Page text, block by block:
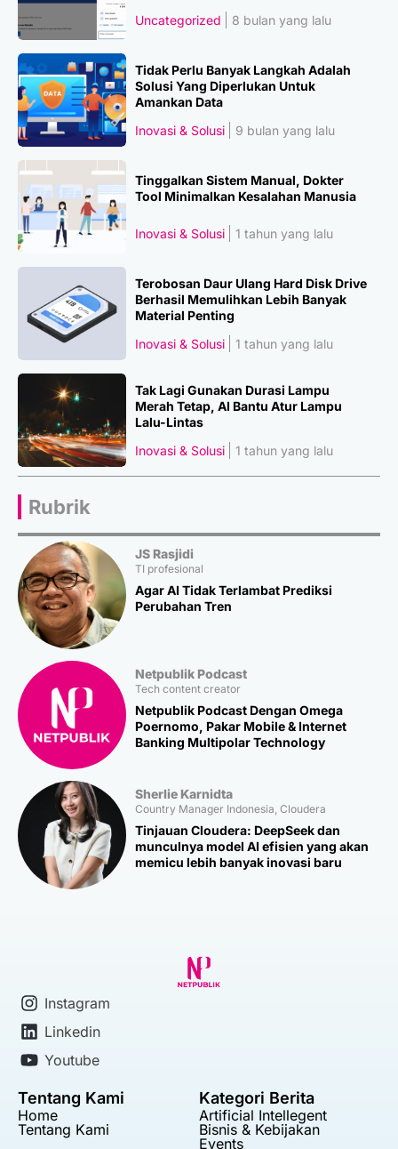
Uncategorized 8 bulan yang lalu
Tidak Perlu Banyak Langkah Adalah
Solusi Yang Diperlukan Untuk
Amankan Data
Inovasi & Solusi
9 bulan yang lalu
Tinggalkan Sistem Manual, Dokter
Tool Minimalkan Kesalahan Manusia
Inovasi & Solusi 1 tahun yang lalu
Terobosan Daur Ulang Hard Disk Drive
Berhasil Memulihkan Lebih Banyak
Material Penting
Inovasi & Solusi
1 tahun yang lalu
Tak Lagi Gunakan Durasi Lampu
Merah Tetap, AI Bantu Atur Lampu
Lalu-Lintas
Inovasi & Solusi
1 tahun yang lalu
Rubrik
JS Rasjidi
TI profesional
Agar AI Tidak Terlambat Prediksi
Perubahan Tren
Netpublik Podcast
Tech content creator
Netpublik Podcast Dengan Omega
Poernomo, Pakar Mobile & Internet
Banking Multipolar Technology
Sherlie Karnidta
Country Manager Indonesia, Cloudera
Tinjauan Cloudera: DeepSeek dan
munculnya model AI efisien yang akan
memicu lebih banyak inovasi baru
Instagram
Linkedin
Youtube
Tentang Kami
Home
Tentang Kami
Kategori Berita
Artificial Intellegent
Bisnis & Kebijakan
Events